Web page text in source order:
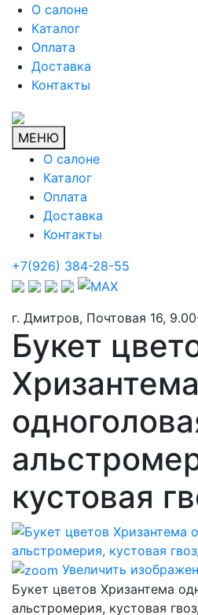
О салоне
Каталог
Оплата
Доставка
Контакты
МЕНЮ
О салоне
Каталог
Оплата
Доставка
Контакты
+7(926) 384-28-55
г. Дмитров, Почтовая 16,
Букет
Хризантема
кустовая
Увеличить
Букет цветов Хризантема
альстромерия, кустовая